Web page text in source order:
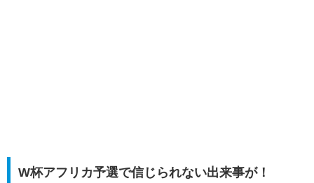
W杯アフリカ予選で信じられない出来事が！